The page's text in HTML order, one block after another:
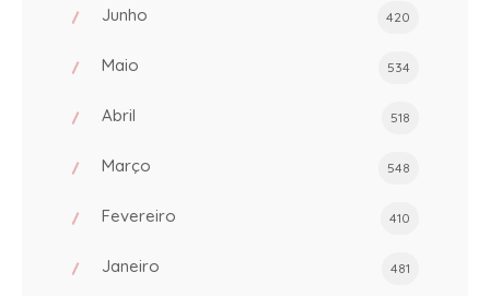
Junho 420
Maio 534
Abril 518
Março 548
Fevereiro 410
Janeiro 481